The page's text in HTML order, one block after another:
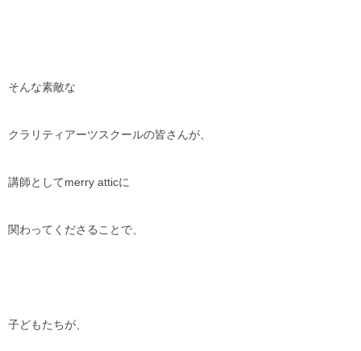
そんな素敵な
クラリティアーツスクールの皆さんが、
講師としてmerry atticに
関わってくださることで、
子どもたちが、